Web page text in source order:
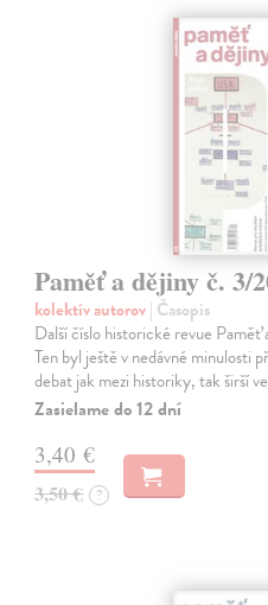
Paměť a dějiny č. 3/
kolektív autorov| Časopis
Další číslo historické revue
Ten byl ještě v nedávné minulosti
debat jak mezi historiky, tak širší
Zasielame do 12 dní
3,40 €
3,50 € ?